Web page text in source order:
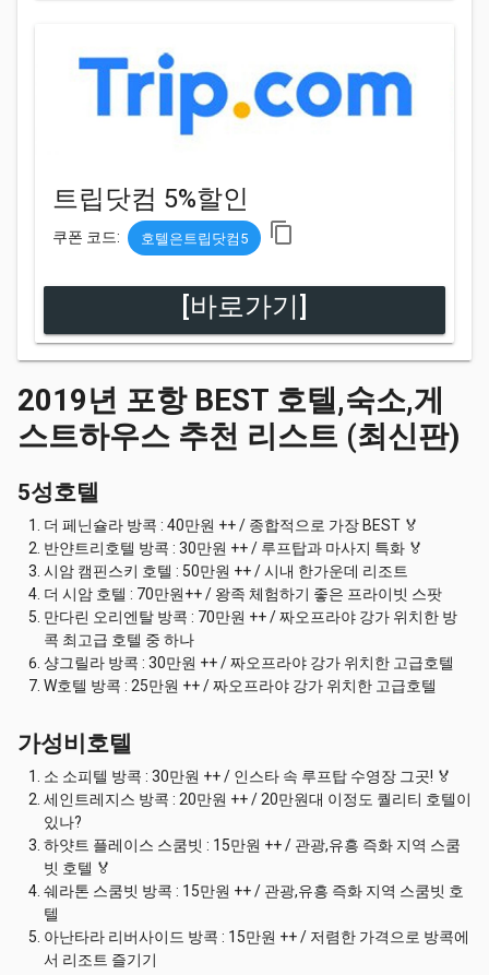
트립닷컴 5%할인
쿠폰 코드: 호텔은트립닷컴5 content_copy
[바로가기]
2019년 포항 BEST 호텔,숙소,게
스트하우스 추천 리스트 (최신판)
5성호텔
더 페닌슐라 방콕 : 40만원 ++ / 종합적으로 가장 BEST 🏅
반얀트리호텔 방콕 : 30만원 ++ / 루프탑과 마사지 특화 🏅
시암 캠핀스키 호텔 : 50만원 ++ / 시내 한가운데 리조트
더 시암 호텔 : 70만원++ / 왕족 체험하기 좋은 프라이빗 스팟
만다린 오리엔탈 방콕 : 70만원 ++ / 짜오프라야 강가 위치한 방
콕 최고급 호텔 중 하나
샹그릴라 방콕 : 30만원 ++ / 짜오프라야 강가 위치한 고급호텔
W호텔 방콕 : 25만원 ++ / 짜오프라야 강가 위치한 고급호텔
가성비호텔
소 소피텔 방콕 : 30만원 ++ / 인스타 속 루프탑 수영장 그곳! 🏅
세인트레지스 방콕 : 20만원 ++ / 20만원대 이정도 퀄리티 호텔이
있나?
하얏트 플레이스 스쿰빗 : 15만원 ++ / 관광,유흥 즉화 지역 스쿰
빗 호텔 🏅
쉐라톤 스쿰빗 방콕 : 15만원 ++ / 관광,유흥 즉화 지역 스쿰빗 호
텔
아난타라 리버사이드 방콕 : 15만원 ++ / 저렴한 가격으로 방콕에
서 리조트 즐기기